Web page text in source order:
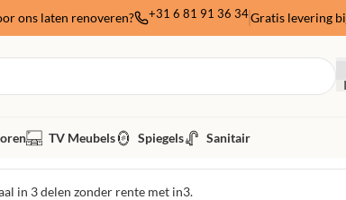
ons laten renoveren? +31 6 81 91 36 34Gratis levering
TV Meubels Spiegels Sanitair
in 3 delen zonder rente met in3.